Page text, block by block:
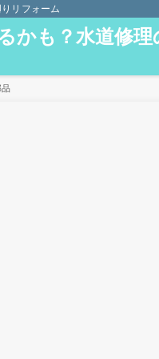
リフォーム
かも？水道修理